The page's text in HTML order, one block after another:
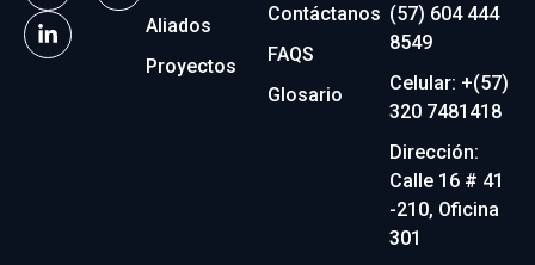
Aliados
Proyectos
Contáctanos
FAQS
Glosario
(57) 604 444
8549
Celular: +(57)
320 7481418
Dirección:
Calle 16 # 41
-210, Oficina
301